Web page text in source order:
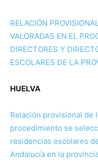
RELACIÓN
VALORADAS EN EL
DIRECTORES Y
ESCOLARES DE LA
HUELVA
Relación provisional de
procedimiento se
residencias escolares
Andalucía en la